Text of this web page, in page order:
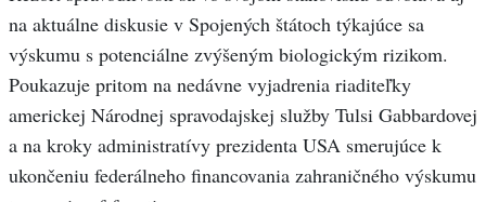
na aktuálne diskusie v Spojených štátoch týkajúce sa
výskumu s potenciálne zvýšeným biologickým rizikom.
Poukazuje pritom na nedávne vyjadrenia riaditeľky
americkej Národnej spravodajskej služby Tulsi Gabbardovej
a na kroky administratívy prezidenta USA smerujúce k
ukončeniu federálneho financovania zahraničného výskumu